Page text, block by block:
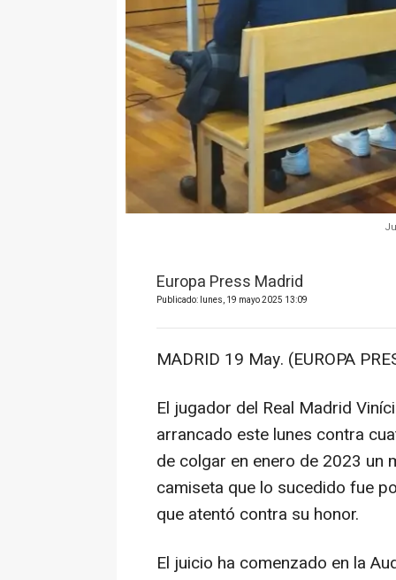
Europa Press Madrid
Publicado: lunes, 19 mayo 2025 13:09
MADRID 19 May. (EUROPA
El jugador del Real Madrid
arrancado este lunes contra
de colgar en enero de 2023 un
camiseta que lo sucedido fue
que atentó contra su honor.
El juicio ha comenzado en la